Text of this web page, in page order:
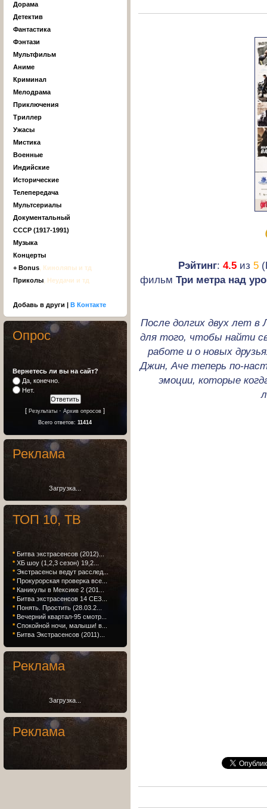
Рэйтинг: 4.5 из 5
фильмТри метра над
После долгих двух лет в
для того, чтобы найти
работе и о новых
Джин, Аче теперь по-
эмоции, которые
Дорама
Детектив
Фантастика
Фэнтази
Мультфильм
Аниме
Криминал
Мелодрама
Приключения
Триллер
Ужасы
Мистика
Военные
Индийские
Исторические
Телепередача
Мультсериалы
Документальный
СССР (1917-1991)
Музыка
Концерты
+ Bonus, Киноляпы и тд
Приколы, Неудачи и тд
Добавь в други | В Контакте
Опрос
Вернетесь ли вы на сайт?
Да, конечно.
Нет.
[Результаты ·Архив опросов ]
Всего ответов:11414
Реклама
Загрузка...
ТОП 10, ТВ
* Битва экстрасенсов (2012)...
* ХБ шоу (1,2,3 сезон) 19,2...
* Экстрасенсы ведут расслед...
* Прокурорская проверка все...
* Каникулы в Мексике 2 (201...
* Битва экстрасенсов 14 СЕЗ...
* Понять. Простить (28.03.2...
* Вечерний квартал-95 смотр...
* Спокойной ночи, малыши! в...
* Битва Экстрасенсов (2011)...
Реклама
Загрузка...
Реклама